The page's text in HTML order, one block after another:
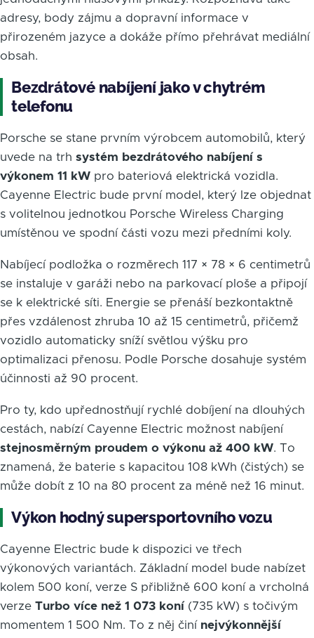
adresy, body zájmu a dopravní informace v
přirozeném jazyce a dokáže přímo přehrávat mediální
obsah.
Bezdrátové nabíjení jako v chytrém
telefonu
Porsche se stane prvním výrobcem automobilů, který
uvede na trh systém bezdrátového nabíjení s
výkonem 11 kW pro bateriová elektrická vozidla.
Cayenne Electric bude první model, který lze objednat
s volitelnou jednotkou Porsche Wireless Charging
umístěnou ve spodní části vozu mezi předními koly.
Nabíjecí podložka o rozměrech 117 × 78 × 6 centimetrů
se instaluje v garáži nebo na parkovací ploše a připojí
se k elektrické síti. Energie se přenáší bezkontaktně
přes vzdálenost zhruba 10 až 15 centimetrů, přičemž
vozidlo automaticky sníží světlou výšku pro
optimalizaci přenosu. Podle Porsche dosahuje systém
účinnosti až 90 procent.
Pro ty, kdo upřednostňují rychlé dobíjení na dlouhých
cestách, nabízí Cayenne Electric možnost nabíjení
stejnosměrným proudem o výkonu až 400 kW. To
znamená, že baterie s kapacitou 108 kWh (čistých) se
může dobít z 10 na 80 procent za méně než 16 minut.
Výkon hodný supersportovního vozu
Cayenne Electric bude k dispozici ve třech
výkonových variantách. Základní model bude nabízet
kolem 500 koní, verze S přibližně 600 koní a vrcholná
verze Turbo více než 1 073 koní (735 kW) s točivým
momentem 1 500 Nm. To z něj činí nejvýkonnější